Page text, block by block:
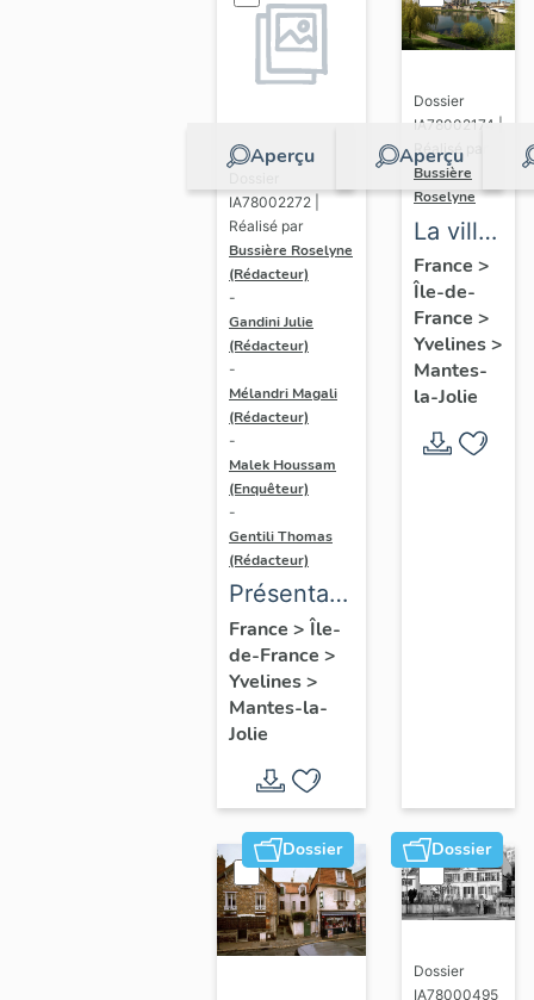
Aperçu
IA78002272 |
Réalisé par
Bussière Roselyne
(Rédacteur)
-
Gandini Julie
(Rédacteur)
-
Mélandri Magali
(Rédacteur)
-
Malek Houssam
(Enquêteur)
-
Gentili Thomas
(Rédacteur)
Présentation
de l'étude
France > Île-
de-France >
Yvelines>
Mantes-la-
Jolie
Aperçu
Dossier
IA78002174 |
Bussière
Roselyne
La ville
de
Mantes-
la-Jolie
France >
Île-de-
France >
Yvelines>
Mantes-
la-Jolie
Dossier Dossier
Dossier
IA78000495